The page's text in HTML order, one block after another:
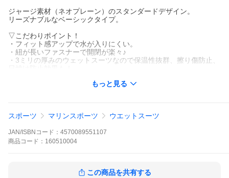
ジャージ素材（ネオプレーン）のスタンダードデザイン。
リーズナブルなベーシックタイプ。
▽こだわりポイント！
・フィット感アップで水が入りにくい。
・紐が長いファスナーで開閉が楽々♪
・3ミリの厚みのウェットスーツなので保温性抜群、擦り傷防止、
▽いろんなシーンで着まわせる
海 ネオプレーン メンズ レディース フルスーツ
もっと見る
スポーツ マリンスポーツ ウエットスーツ
JAN/ISBNコード： 4570089551107
商品 コード： 160510004
この商品を共有する